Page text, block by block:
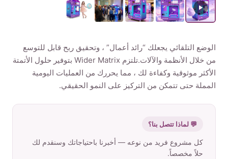
آلة تحضير مشروبات البروتين
ات صل بنا
English
الوضع التلقائي يجعلك “رائد أعمال” ، وتحقيق ربح قابل للتوسع
من خلال الأنظمة والآلات.تلتزم Wider Matrix بتوفير حلول الأتمتة
الأكثر موثوقية وكفاءة لك ، مما يحررك من العمليات اليومية
المملة حتى تتمكن من التركيز على النمو الحقيقي.
💬 لماذا تتصل بنا؟
كل مشروع فريد من نوعه — أخبرنا باحتياجاتك وسنقدم لك
حلاً مخصصاً.